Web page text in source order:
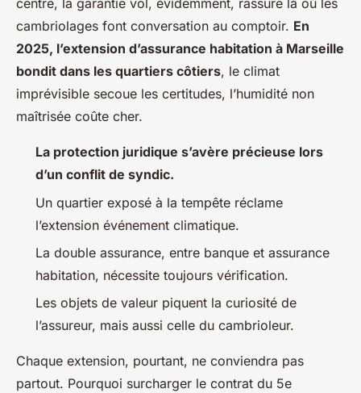
centre, la garantie vol, évidemment, rassure là où les
cambriolages font conversation au comptoir. En
2025, l’extension d’assurance habitation à Marseille
bondit dans les quartiers côtiers, le climat
imprévisible secoue les certitudes, l’humidité non
maîtrisée coûte cher.
La protection juridique s’avère précieuse lors
d’un conflit de syndic.
Un quartier exposé à la tempête réclame
l’extension événement climatique.
La double assurance, entre banque et assurance
habitation, nécessite toujours vérification.
Les objets de valeur piquent la curiosité de
l’assureur, mais aussi celle du cambrioleur.
Chaque extension, pourtant, ne conviendra pas
partout. Pourquoi surcharger le contrat du 5e